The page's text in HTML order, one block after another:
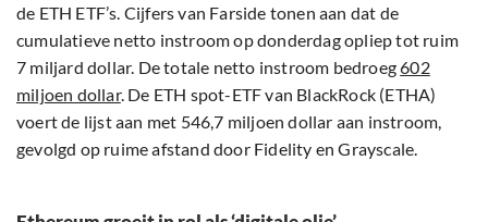
de ETH ETF’s. Cijfers van Farside tonen aan dat de
cumulatieve netto instroom op donderdag opliep tot ruim
7 miljard dollar. De totale netto instroom bedroeg602
miljoen dollar. De ETH spot-ETF van BlackRock (ETHA)
voert de lijst aan met 546,7 miljoen dollar aan instroom,
gevolgd op ruime afstand door Fidelity en Grayscale.